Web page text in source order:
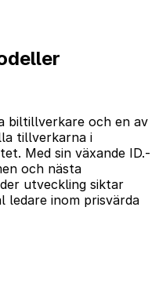
biltillverkare och en av
tillverkarna i
Med sin växande ID.-
och nästa
utveckling siktar
ledare inom prisvärda